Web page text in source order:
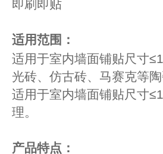
即刷即贴
适用范围：
适用于室内墙面铺贴尺寸
光砖、仿古砖、马赛克等
适用于室内墙面铺贴尺寸
理。
产品特点：